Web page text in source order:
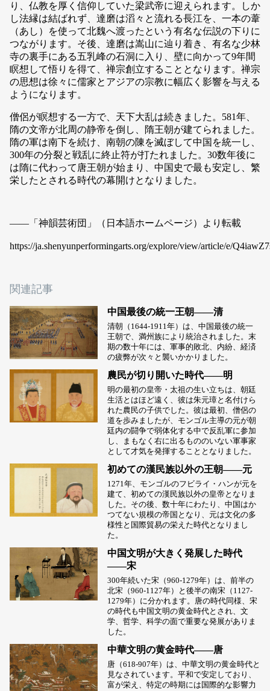
り、仏教を厚く信仰していた梁武帝に迎えられます。しか
し法縁は結ばれず、達磨は滔々と流れる長江を、一本の葦
（あし）を使って北魏へ渡ったという有名な伝説の下りに
つながります。そ後、達磨は嵩山に辿り着き、有名な少林
寺の裏手にある五乳峰の石洞に入り、壁に向かって9年間
瞑想して悟りを得て、禅宗創立することとなります。禅宗
の思想は徐々に儒家とアジアの宗教に幅広く影響を与える
ようになります。
僧侶が瞑想する一方で、天下大乱は続きました。581年、
隋の文帝が北周の静帝を倒し、隋王朝が建てられました。
隋の軍は南下を続け、南朝の陳を滅ぼして中国を統一し、
300年の分裂と戦乱に終止符が打たれました。30数年後に
は隋に代わって唐王朝が始まり、中国史で最も安定し、繁
栄したとされる時代の幕開けとなりました。
――「神韻芸術団」（日本語ホームページ）より転載
https://ja.shenyunperformingarts.org/explore/view/article/e/
関連記事
中国最後の統一王朝――清
清朝（1644-1911年）は、中国最後の統一
王朝で、満州族により統治されました。末
期の数十年には、軍事的敗北、内紛、経済
の疲弊が次々と襲いかかりました。
農民が切り開いた時代――明
明の最初の皇帝・太祖の生い立ちは、朝廷
生活とはほど遠く、彼は朱元璋と名付けら
れた農民の子供でした。彼は最初、僧侶の
道を歩みましたが、モンゴル主導の元が朝
廷内の闘争で弱体化する中で反乱軍に参加
し、まもなく右に出るもののいない軍事家
として才気を発揮することとなりました。
初めての漢民族以外の王朝――元
1271年、モンゴルのフビライ・ハンが元を
建て、初めての漢民族以外の皇帝となりま
した。その後、数十年にわたり、中国はか
つてない規模の帝国となり、元は文化の多
様性と国際貿易の栄えた時代となりまし
た。
中国文明が大きく発展した時代
――宋
300年続いた宋（960-1279年）は、前半の
北宋（960-1127年）と後半の南宋（1127-
1279年）に分かれます。唐の時代同様、宋
の時代も中国文明の黄金時代とされ、文
学、哲学、科学の面で重要な発展がありま
した。
中華文明の黄金時代――唐
唐（618-907年）は、中華文明の黄金時代と
見なされています。平和で安定しており、
富が栄え、特定の時期には国際的な影響力